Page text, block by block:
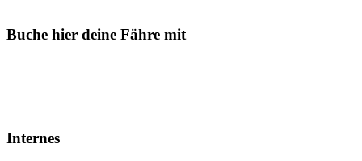
Buche hier deine Fähre mit
Internes